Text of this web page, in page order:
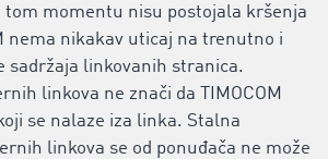
tom momentu nisu postojala kršenja
nema nikakav uticaj na trenutno i
sadržaja linkovanih stranica.
linkova ne znači da TIMOCOM
se nalaze iza linka. Stalna
linkova se od ponuđača ne može